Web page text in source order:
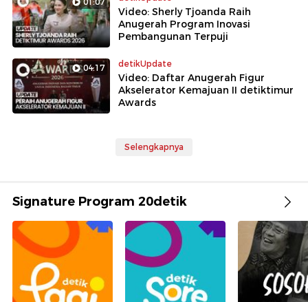
Video: Sherly Tjoanda Raih
Anugerah Program Inovasi
Pembangunan Terpuji
04:17 detikUpdate
Video: Daftar Anugerah Figur
Akselerator Kemajuan II detiktimur
Awards
Selengkapnya
Signature Program 20detik